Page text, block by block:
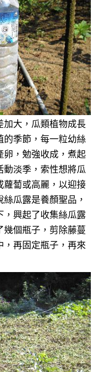
加大，瓜類植物成長
的季節，每一粒幼絲
卵，勉強收成，煮起
動淡季，索性想將瓜
蘿蔔或高麗，以迎接
絲瓜露是養顏聖品，
，興起了收集絲瓜露
幾個瓶子，剪除藤蔓
，再固定瓶子，再來